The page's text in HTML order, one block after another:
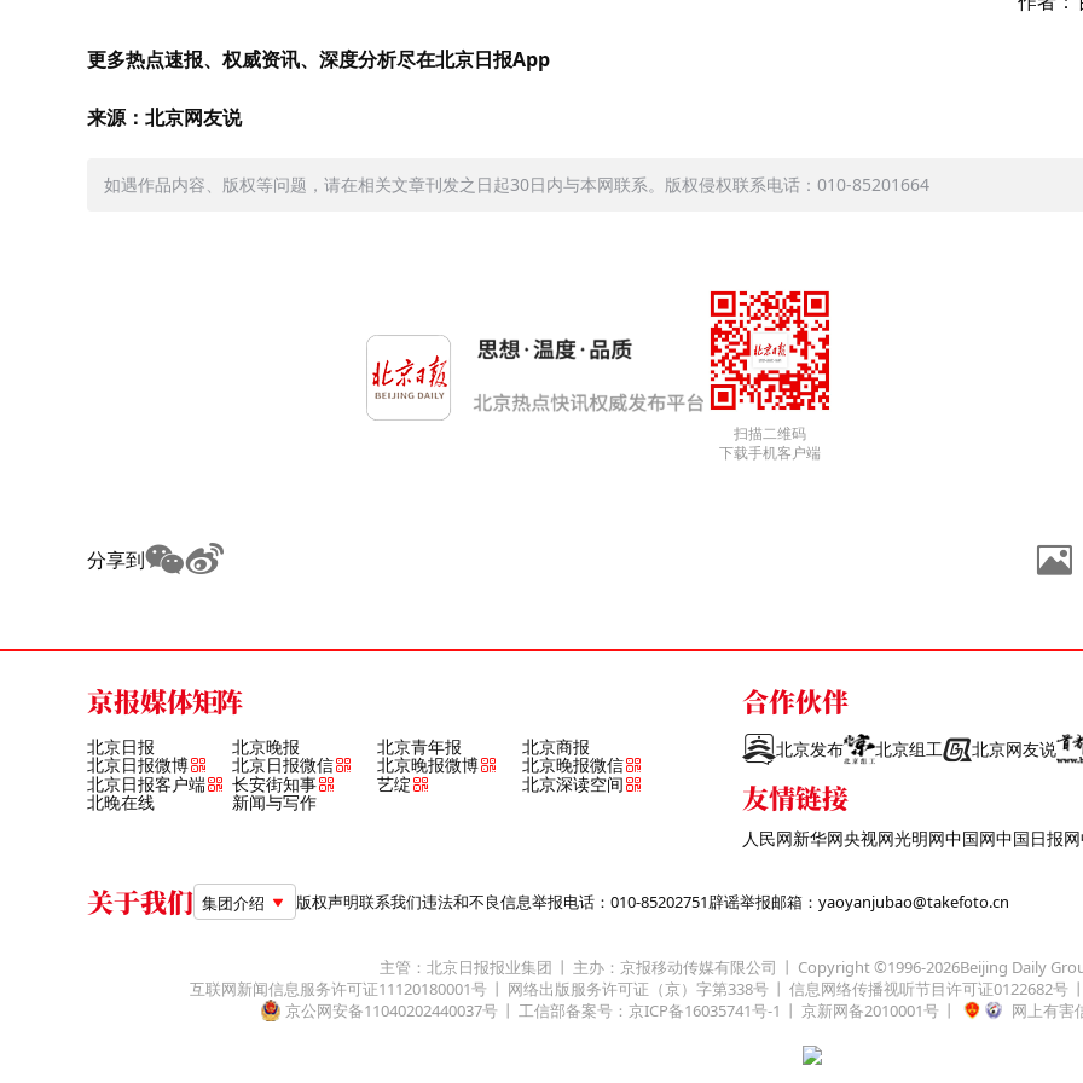
更多热点速报、权威资讯、深度分析尽在北京日报App
来源：北京网友说
如遇作品内容、版权等问题，请在相关文章刊发之日起30日内与本网联系。版权侵权联系电话：010-85201664
扫描二维码
下载手机客户端
分享到
京报媒体矩阵
北京日报 北京晚报 北京青年报 北京商报
北京日报微博 北京日报微信 北京晚报微博
北京晚报微信
北京日报客户端
长安街知事 艺绽 北京深读空间
北晚在线 新闻与写作
合作伙伴
北京发布 北京组工 北京网友说
友情链接
人民网新华网央视网光明网中国网中国日报网
关于我们 集团介绍 版权声明联系我们违法和不良信息举报电话：010-85202751辟谣举报邮箱：yaoyanjubao@takefoto.cn
主管：北京日报报业集团 主办：京报移动传媒有限公司 Copyright ©1996-2026Beijing Daily
互联网新闻信息服务许可证11120180001号
网络出版服务许可证（京）字第338号
信息网络传播视听节目许可证0122682号
京公网安备11040202440037号
工信部备案号：京ICP备16035741号-1 京新网备2010001号 网上有害